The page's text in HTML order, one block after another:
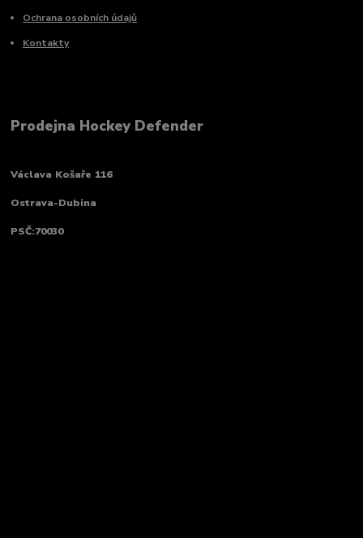
Ochrana osobních údajů
Kontakty
Prodejna Hockey Defender
Václava Košaře 116
Ostrava-Dubina
PSČ:70030